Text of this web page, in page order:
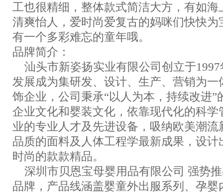
工也很精细，整体款式简洁大方，有如
清爽怡人，爱时尚爱复古的妈咪们快快
有一个多彩难忘的童年哦。
品牌简介：
汕头市新姿扬实业有限公司创立于1997
发展成为集研发、设计、生产、营销为
饰企业，公司秉承“以人为本，持续改进”
企业文化和婴装文化，依靠现代化的科
业的专业人才及先进设备，吸纳欧美潮
品质的面料及人体工程学最新成果，设
时尚的款款精品。
深圳市贝恩宝母婴用品有限公司 强势
品牌，产品线涵盖婴童外出服系列、孕